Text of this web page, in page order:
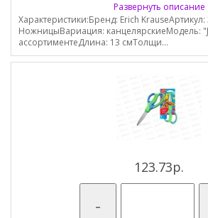
Развернуть описание
Характеристики:Бренд: Erich
НожницыВариация: канцелярскиеМодель:
ассортиментеДлина: 13 смТолщи...
123.73р.
-